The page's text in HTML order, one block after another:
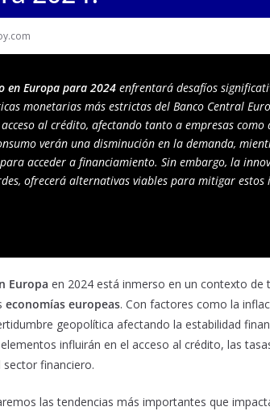
en Europa para 2024 enfrentará desafíos
monetarias más estrictas del Banco Central
al crédito, afectando tanto a empresas como
verán una disminución en la demanda,
acceder a financiamiento. Sin embargo, la
ofrecerá alternativas viables para mitigar estos
Europa en 2024 está inmerso en un contexto
economías europeas. Con factores como la
geopolítica afectando la estabilidad
influirán en el acceso al crédito, las
sector financiero.
las tendencias más importantes que